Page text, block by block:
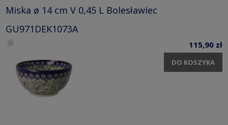
Miska ø 14 cm V 0,45 L Bolesławiec
GU971DEK1073A
115,90 zł
DO KOSZYKA